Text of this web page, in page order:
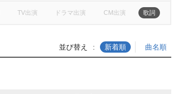
TV出演 ドラマ出演 CM出演 歌詞
並び替え 新着順 曲名順